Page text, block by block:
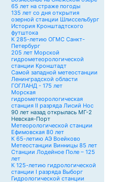
65 лет на страже погоды
135 лет со дня открытия
озерной станции Шлиссельбург
История Кронштадтского
футштока
К 285-летию ОГМС Санкт-
Петербург
205 лет Морской
гидрометеорологической
станции Кронштадт
Самой западной метеостанции
Ленинградской области
ГОГЛАНД - 175 лет
Морская
гидрометеорологическая
станция II разряда Лисий Нос
90 лет назад открылась МГ-2
Невская-Порт
Метеорологической станции
Ефимовская 80 лет
К 65-летию АЭ Воейково
Метеостанции Винницы 85 лет
Станции Лодейное Поле – 125
лет
К 125-летию гидрологической
станции I разряда Выборг
Гидрологической станции